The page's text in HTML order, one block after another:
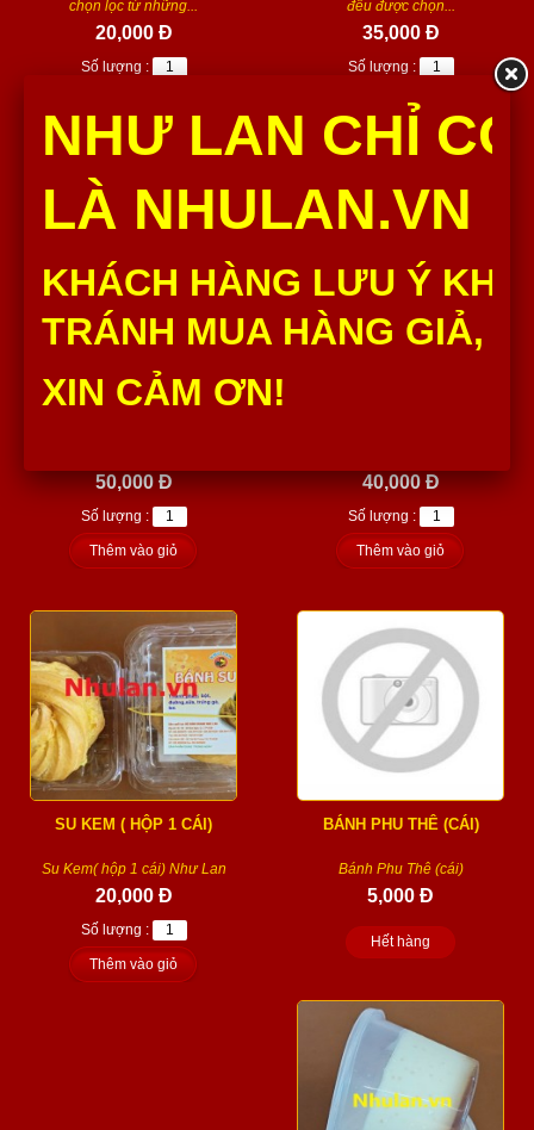
chọn lọc từ những...
20,000 Đ
Số lượng :
đều được chọn...
35,000 Đ
Số lượng :
Thêm vào giỏ
BÁNH LƯỠI MÈO (HỘP
200G)
50,000 Đ
Số lượng :
Thêm vào giỏ
40,000 Đ
Số lượng :
Thêm vào giỏ
SU KEM ( HỘP 1 CÁI)
Su Kem( hộp 1 cái) Như Lan
20,000 Đ
Số lượng :
Thêm vào giỏ
BÁNH PHU THÊ (CÁI)
Bánh Phu Thê (cái)
5,000 Đ
Hết hàng
NHƯ LAN CHỈ
LÀ NHULAN.VN
KHÁCH HÀNG LƯU Ý
TRÁNH MUA HÀNG GIẢ,
XIN CẢM ƠN!